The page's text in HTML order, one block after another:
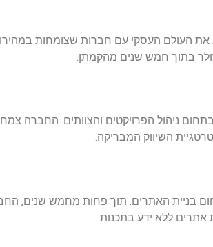
העולם העסקי עם חברות שצומחות
השיווק המבריקה.
אתרים ללא ידע בתכנות.